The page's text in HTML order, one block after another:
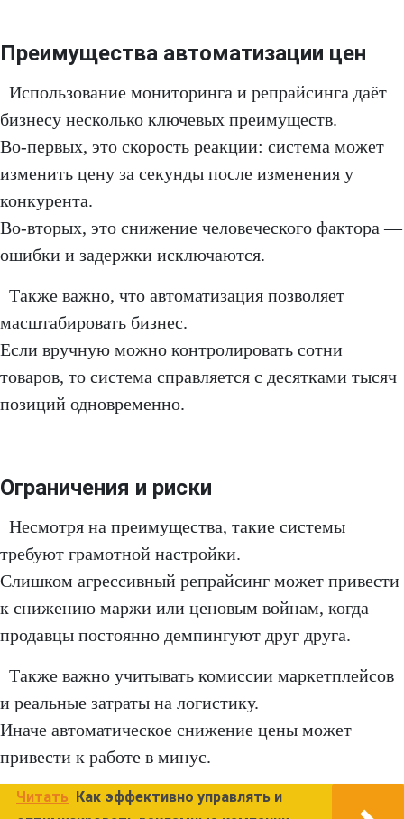
Преимущества автоматизации цен
Использование мониторинга и репрайсинга даёт
бизнесу несколько ключевых преимуществ.
Во-первых, это скорость реакции: система может
изменить цену за секунды после изменения у
конкурента.
Во-вторых, это снижение человеческого фактора —
ошибки и задержки исключаются.
Также важно, что автоматизация позволяет
масштабировать бизнес.
Если вручную можно контролировать сотни
товаров, то система справляется с десятками тысяч
позиций одновременно.
Ограничения и риски
Несмотря на преимущества, такие системы
требуют грамотной настройки.
Слишком агрессивный репрайсинг может привести
к снижению маржи или ценовым войнам, когда
продавцы постоянно демпингуют друг друга.
Также важно учитывать комиссии маркетплейсов
и реальные затраты на логистику.
Иначе автоматическое снижение цены может
привести к работе в минус.
Читать
Как эффективно управлять и